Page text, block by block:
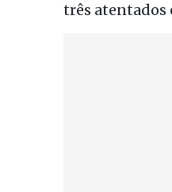
três atentados